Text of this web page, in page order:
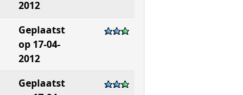
2012
Geplaatst
op 17-04-
2012
Geplaatst